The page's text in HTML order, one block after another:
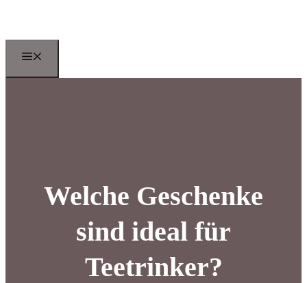
springen
Welche Geschenke
sind ideal für
Teetrinker?